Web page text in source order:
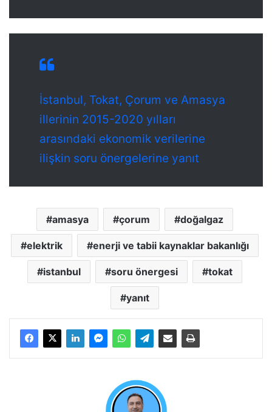
İstanbul, Tokat, Çorum ve Amasya
illerinin 2015-2020 yılları
arasındaki ekonomik verilerine
ilişkin soru önergelerine yanıt
amasya çorum doğalgaz
elektrik enerji ve tabii kaynaklar bakanlığı
istanbul soru önergesi tokat
yanıt